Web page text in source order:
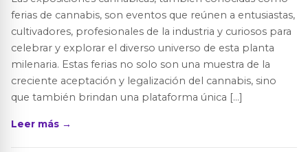
ferias de cannabis, son eventos que reúnen a entusiastas,
cultivadores, profesionales de la industria y curiosos para
celebrar y explorar el diverso universo de esta planta
milenaria. Estas ferias no solo son una muestra de la
creciente aceptación y legalización del cannabis, sino
que también brindan una plataforma única […]
Leer más →